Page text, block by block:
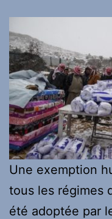
Une exemption
tous les régimes
été adoptée par